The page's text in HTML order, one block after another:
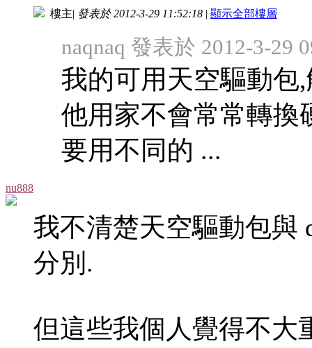
nu888
樓主| 發表於 2012-3-29 11:52:18 | 顯示全部樓層
naqnaq 發表於 2012-3-29
我的可用天空驅動包
他用家不會常常轉換
要用不同的 ...
我不清楚天空驅動包與
分別.
但這些我個人覺得不大